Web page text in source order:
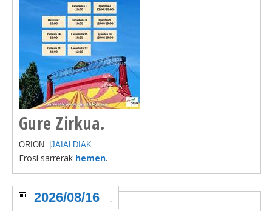
Gure Zirkua.
ORION. | JAIALDIAK
Erosi sarrerak hemen.
2026/08/16 .